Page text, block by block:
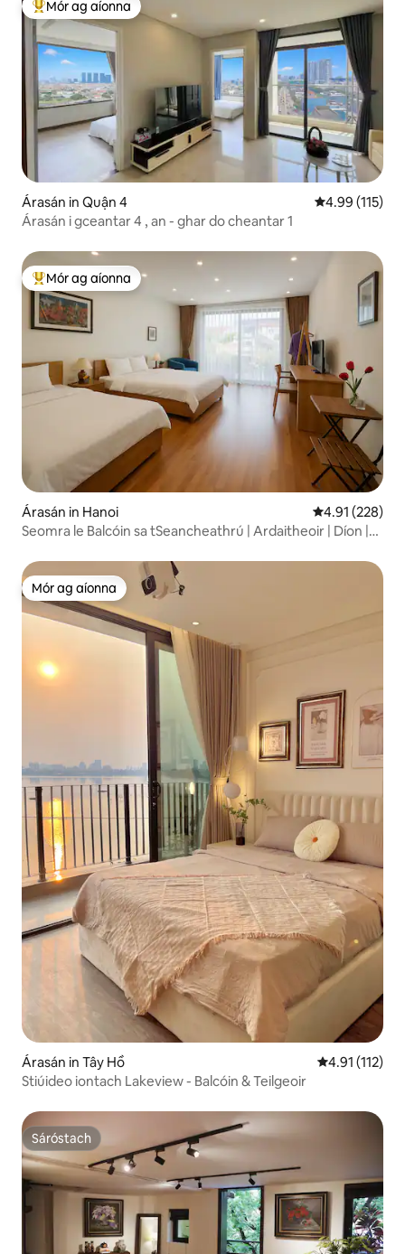
An-mhór ag aíonna
Mór ag aíonna
Árasán in Quận 4 Meánrátáil
4.99 (115)
Árasán i gceantar 4 , an - ghar do cheantar 1
An-mhór ag aíonna
Mór ag aíonna
Árasán in Hanoi Meánrátáil
4.91 (228)
Seomra le Balcóin sa tSeancheathrú | Ardaitheoir | Díon |
Mór ag aíonna
Mór ag aíonna
Árasán in Tây Hồ Meánrátáil
4.91 (112)
Stiúideo iontach Lakeview - Balcóin & Teilgeoir
Sáróstach
Sáróstach